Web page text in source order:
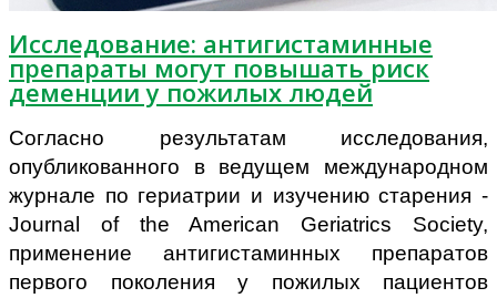
Исследование: антигистаминные
препараты могут повышать риск
деменции у пожилых людей
Согласно результатам исследования,
опубликованного в ведущем международном
журнале по гериатрии и изучению старения -
Journal of the American Geriatrics Society,
применение антигистаминных препаратов
первого поколения у пожилых пациентов